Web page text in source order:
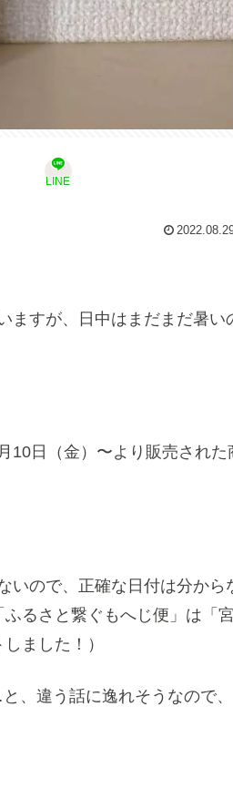
LINE
ますが、日中はまだまだ暑い
10日（金）〜より販売された
いので、正確な日付は分から
るさと繋ぐもへじ便」は「宮
ました！）
、違う話に逸れそうなので、